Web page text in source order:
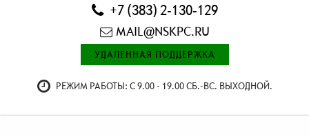
+7 (383) 2-130-129
MAIL@NSKPC.RU
УДАЛЕННАЯ ПОДДЕРЖКА
РЕЖИМ РАБОТЫ: С 9.00 - 19.00 СБ.-ВС. ВЫХОДНОЙ.